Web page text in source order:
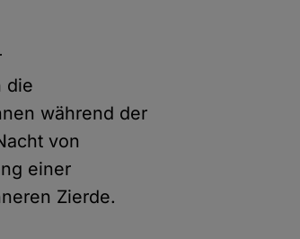
die
während der
von
einer
Zierde.